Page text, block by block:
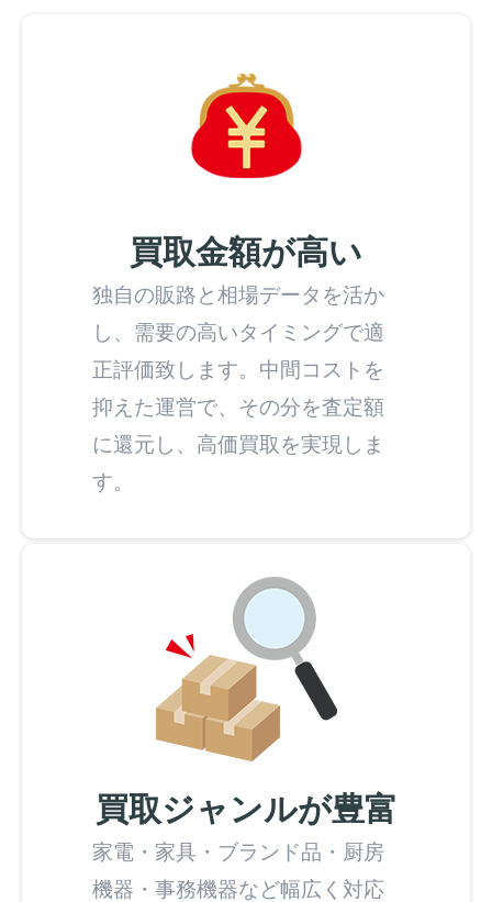
買取金額が高い
独自の販路と相場データを活か
し、需要の高いタイミングで適
正評価致します。中間コストを
抑えた運営で、その分を査定額
に還元し、高価買取を実現しま
す。
買取ジャンルが豊富
家電・家具・ブランド品・厨房
機器・事務機器など幅広く対応